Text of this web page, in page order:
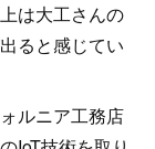
は大工さんの
ると感じてい
ルニア工務店